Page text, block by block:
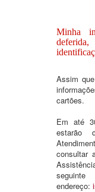
Minha
Assim
cartões.
Em até
estarão
consultar
seguinte
endereço: